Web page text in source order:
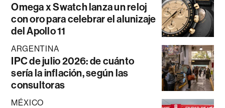
Omega x Swatch lanza un reloj
con oro para celebrar el alunizaje
del Apollo 11
ARGENTINA
IPC de julio 2026: de cuánto
sería la inflación, según las
consultoras
MÉXICO